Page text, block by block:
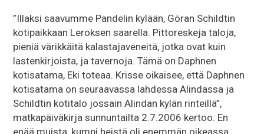
”Illaksi saavumme Pandelin kylään, Göran Schildtin
kotipaikkaan Leroksen saarella. Pittoreskeja taloja,
pieniä värikkäitä kalastajaveneitä, jotka ovat kuin
lastenkirjoista, ja tavernoja. Tämä on Daphnen
kotisatama, Eki toteaa. Krisse oikaisee, että Daphnen
kotisatama on seuraavassa lahdessa Alindassa ja
Schildtin kotitalo jossain Alindan kylän rinteillä”,
matkapäiväkirja sunnuntailta 2.7.2006 kertoo. En